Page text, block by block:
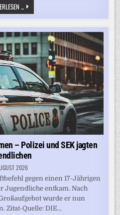
... OBDUKTION:
KLEINKIND
IN
PREETZ
ERTRANK
IM
POOL
– Polizei und SEK jagten
2026
gegen einen 17-Jährigen
Jugendliche entkam. Nach
wurde er nun
Zitat-Quelle: DIE…